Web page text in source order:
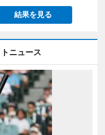
結果を見る
ニュース